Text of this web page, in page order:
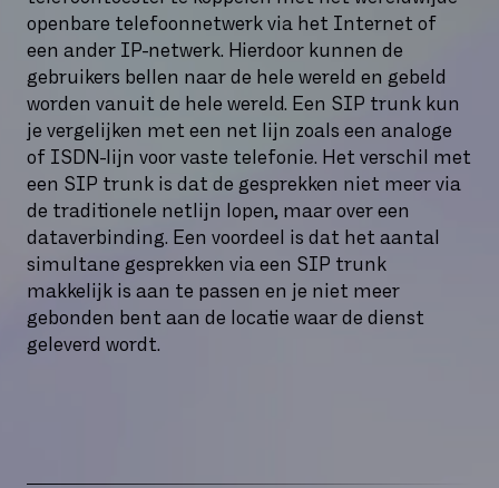
openbare telefoonnetwerk via het Internet of
een ander IP-netwerk. Hierdoor kunnen de
gebruikers bellen naar de hele wereld en gebeld
worden vanuit de hele wereld. Een SIP trunk kun
je vergelijken met een net lijn zoals een analoge
of ISDN-lijn voor vaste telefonie. Het verschil met
een SIP trunk is dat de gesprekken niet meer via
de traditionele netlijn lopen, maar over een
dataverbinding. Een voordeel is dat het aantal
simultane gesprekken via een SIP trunk
makkelijk is aan te passen en je niet meer
gebonden bent aan de locatie waar de dienst
geleverd wordt.